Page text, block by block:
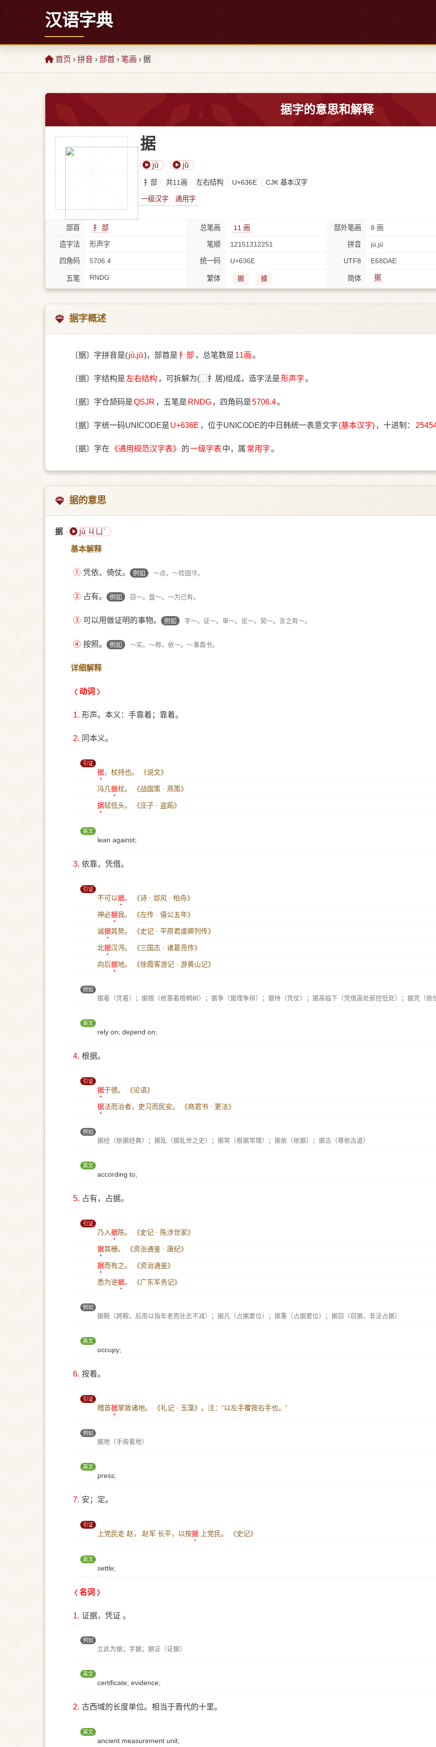
汉语字典
首页 › 拼音 › 部首 › 笔画 › 据
据字的意思和解释
据
jù jū
⺘部 共11画 左右结构 U+636E CJK 基本汉字
一级汉字 通用字
部首 ⺘ 部 总笔画 11 画 部外笔画 8 画
造字法 形声字 笔顺 12151312251 拼音 jù,jū
四角码 5706.4 统一码 U+636E UTF8 E68DAE
五笔 RNDG 繁体 据 據 简体 据
据字概述
〔据〕字拼音是(jù,jū)，部首是 ⺘部 ，总笔数是 11画。
〔据〕字结构是 左右结构 ，可拆解为(⿰扌居)组成，造字法是形声字。
〔据〕字仓颉码是QSJR ，五笔是 RNDG ，四角码是5706.4。
〔据〕字统一码UNICODE是 U+636E ，位于UNICODE的中日韩统一表意文字 (基本汉字) ，十进制：
〔据〕字在 《通用规范汉字表》 的一级字表 中，属 常用字。
据的意思
据 jù ㄐㄩˋ
基本解释
① 凭依、倚仗。 例如 ～点。～险固守。
② 占有。 例如 窃～。盘～。～为己有。
③ 可以用做证明的事物。 例如 字～。证～。单～。论～。契～。言之有～。
④ 按照。 例如 ～实。～称。依～。～事直书。
详细解释
动词
1. 形声。本义：手靠着；靠着。
2. 同本义。
引证
据，杖持也。 《说文》
冯几据杖。 《战国策 · 燕策》
据轼低头。 《庄子 · 盗跖》
英文
lean against;
3. 依靠，凭借。
引证
不可以据。 《诗 · 邶风 · 柏舟》
神必据我。 《左传 · 僖公五年》
诚据其势。 《史记 · 平原君虞卿列传》
北据汉沔。 《三国志 · 诸葛亮传》
向后据地。 《徐霞客游记 · 游黄山记》
例如
据着（凭着）；据梧（依靠着梧桐树）；据争（据理争辩）；据恃（凭仗）；据高临下（凭借高处俯控低处）；据凭（依
英文
rely on; depend on;
4. 根据。
引证
据于德。 《论语》
据法而治者，吏习而民安。 《商君书 · 更法》
例如
据经（依据经典）；据乱（据乱世之史）；据常（根据常理）；据依（依据）；据古（尊依古道）
英文
according to;
5. 占有，占据。
引证
乃入据陈。 《史记 · 陈涉世家》
据其栅。 《资治通鉴 · 唐纪》
据而有之。 《资治通鉴》
悉为逆据。 《广东军务记》
例如
据鞍（跨鞍。后用以指年老而壮志不减）；据凡（占据要位）；据重（占据要位）；据窃（窃据，非法占据）
英文
occupy;
6. 按着。
引证
稽首据掌致诸地。 《礼记 · 玉藻》。注：“以左手覆按右手也。”
例如
据地（手按着地）
英文
press;
7. 安；定。
引证
上党民走 赵， 赵军 长平，以按据 上党民。 《史记》
英文
settle;
名词
1. 证据，凭证 。
例如
立此为据；字据；据证（证据）
英文
certificate; evidence;
2. 古西域的长度单位。相当于晋代的十里。
英文
ancient measurement unit;